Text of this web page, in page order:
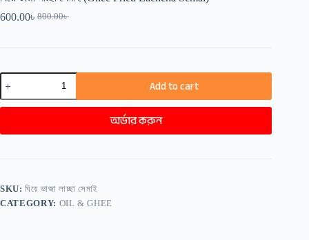
800.00৳
Original
was:
600.00৳Current
is:
ঘিয়ে
ভাজা
লাচ্ছা
Fried
Semai)
Add to cart
অর্ডার করুন
SKU:ঘিয়ে ভাজা লাচ্ছা সেমাই
CATEGORY: OIL & GHEE